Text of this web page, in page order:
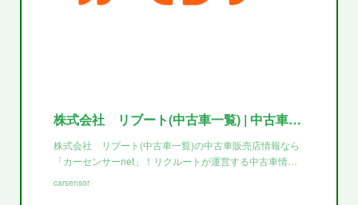
株式会社 リブート(中古車一覧) | 中古車なら【カーセンサーnet】
株式会社 リブート(中古車一覧)の中古車販売店情報なら
「カーセンサーnet」！リクルートが運営する中古車情…
carsensor